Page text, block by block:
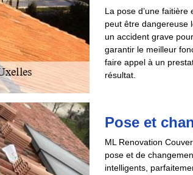
La pose d’une
peut être dangereuse
un accident grave
garantir le meilleur
faire appel à un
résultat.
Pose et
ML Renovation
pose et de
intelligents,